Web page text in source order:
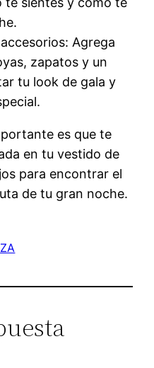
Agrega
zapatos y un
tu look de gala y
es que te
en tu vestido de
para encontrar el
de tu gran noche.